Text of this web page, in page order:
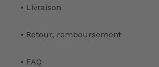
• Livraison
• Retour, remboursement
• FAQ